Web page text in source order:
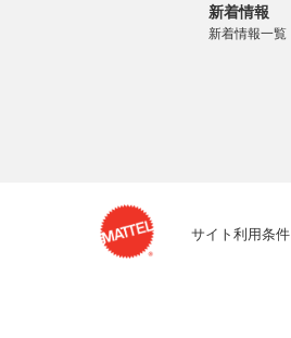
新着情報
新着情報一覧
サイト利用条件